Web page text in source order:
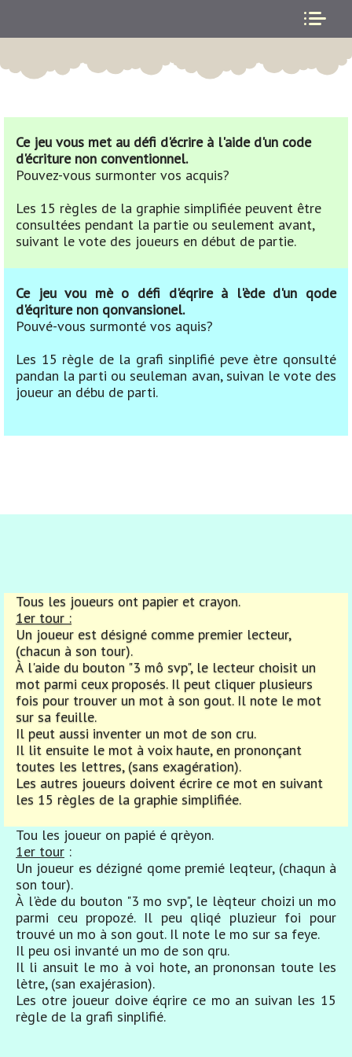
Ce jeu vous met au défi d'écrire à l'aide d'un code
d'écriture non conventionnel.
Pouvez-vous surmonter vos acquis?
Les 15 règles de la graphie simplifiée peuvent être
consultées pendant la partie ou seulement avant,
suivant le vote des joueurs en début de partie.
Ce jeu vou mè o défi d'éqrire à l'ède d'un qode
d'éqriture non qonvansionel.
Pouvé-vous surmonté vos aquis?
Les 15 règle de la grafi sinplifié peve ètre qonsulté
pandan la parti ou seuleman avan, suivan le vote des
joueur an débu de parti.
Tous les joueurs ont papier et crayon.
1er tour :
Un joueur est désigné comme premier lecteur,
(chacun à son tour).
À l'aide du bouton "3 mô svp", le lecteur choisit un
mot parmi ceux proposés. Il peut cliquer plusieurs
fois pour trouver un mot à son gout. Il note le mot
sur sa feuille.
Il peut aussi inventer un mot de son cru.
Il lit ensuite le mot à voix haute, en prononçant
toutes les lettres, (sans exagération).
Les autres joueurs doivent écrire ce mot en suivant
les 15 règles de la graphie simplifiée.
Tou les joueur on papié é qrèyon.
1er tour :
Un joueur es dézigné qome premié leqteur, (chaqun à
son tour).
À l'ède du bouton "3 mo svp", le lèqteur choizi un mo
parmi ceu propozé. Il peu qliqé pluzieur foi pour
trouvé un mo à son gout. Il note le mo sur sa feye.
Il peu osi invanté un mo de son qru.
Il li ansuit le mo à voi hote, an prononsan toute les
lètre, (san exajérasion).
Les otre joueur doive éqrire ce mo an suivan les 15
règle de la grafi sinplifié.